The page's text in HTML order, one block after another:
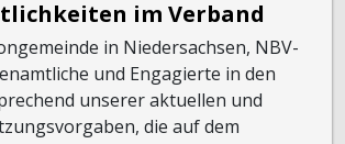
im Verband
in Niedersachsen, NBV-
und Engagierte in den
unserer aktuellen und
die auf dem